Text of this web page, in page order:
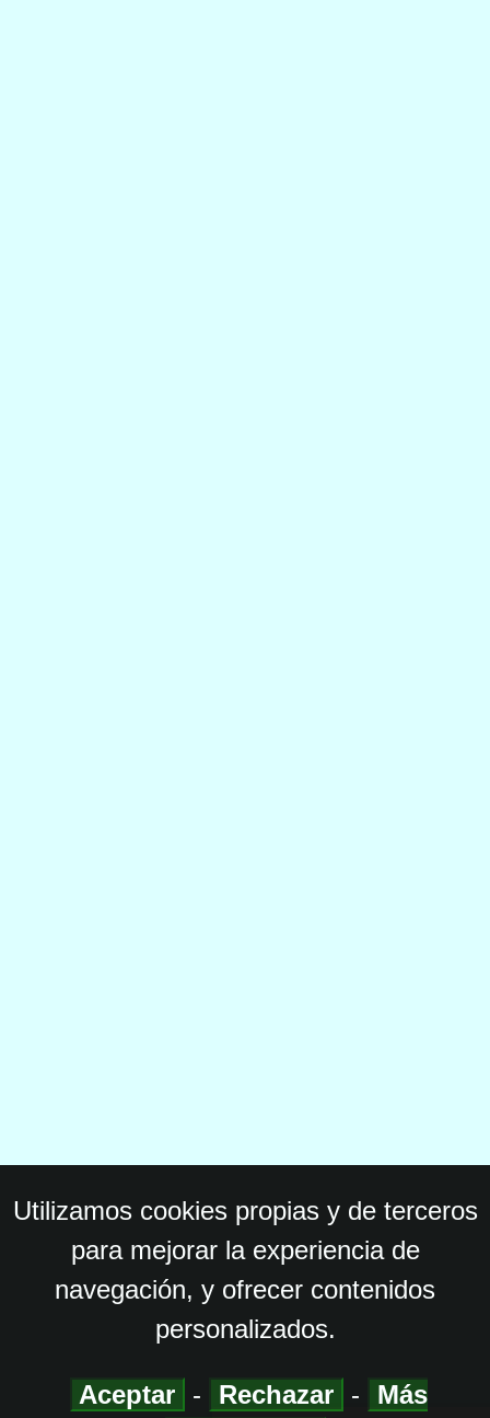
Utilizamos cookies propias y de terceros
para mejorar la experiencia de
navegación, y ofrecer contenidos
personalizados.
Aceptar - Rechazar - Más